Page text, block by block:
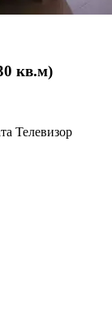
кв.м)
Телевизор